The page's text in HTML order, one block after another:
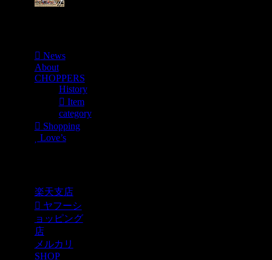
News
About
CHOPPERS
History
Item
category
Shopping
Love’s
楽天支店
ヤフーシ
ョッピング
店
メルカリ
SHOP